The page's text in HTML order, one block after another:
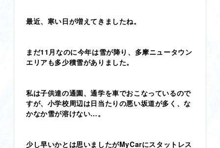
最近、寒い日が増えてきましたね。
まだ11月なのに今年は雪が降り、多摩ニュータウン
エリアも多少積雪がありました。
私は子供達の通園、通学を車でおこなっているので
すが、小学校周辺は日当たりの悪い坂道が多く、な
かなか雪が溶けない…。
少し早いかとは思いましたがMyCarにスタットレス